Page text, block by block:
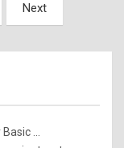
Next
...